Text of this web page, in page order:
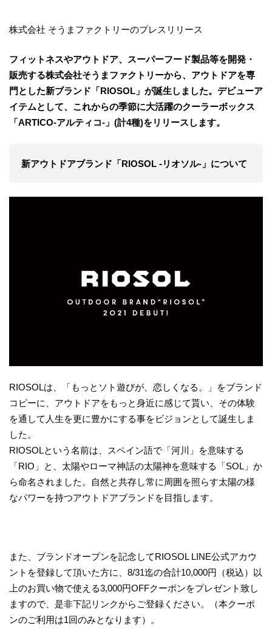
株式会社 そうまファクトリーのプレスリリース
フィットネスやアウトドア、スーパーフード製品等を開発・
販売する株式会社そうまファクトリーから、アウトドアを専
門とした新ブランド「RIOSOL」が誕生しました。デビューア
イテムとして、これからの季節に大活躍のクーラーボックス
「ARTICO-アルティコ-」(計4種)をリリースします。
新アウトドアブランド「RIOSOL -リオソル-」について
RIOSOLは、「もっとソト遊びが、恋しくなる。」をブランド
コピーに、アウトドアをもっと身近に感じて貰い、その体験
を通して人生を更に豊かにする事をビジョンとして誕生しま
した。
RIOSOLという名前は、スペイン語で「河川」を意味する
「RIO」と、太陽やローマ神話の太陽神を意味する「SOL」か
ら命名されました。自然と共存し常に周囲を照らす太陽の様
なパワーを持つアウトドアブランドを目指します。
また、ブランドオープンを記念してRIOSOL LINE公式アカウ
ントを登録して頂いた方に、8/31迄の合計10,000円（税込）以
上のお買い物で使える3,000円OFFクーポンをプレゼント致し
ますので、是非下記リンクからご登録ください。（本クーポ
ンのご利用は1回のみとなります）。